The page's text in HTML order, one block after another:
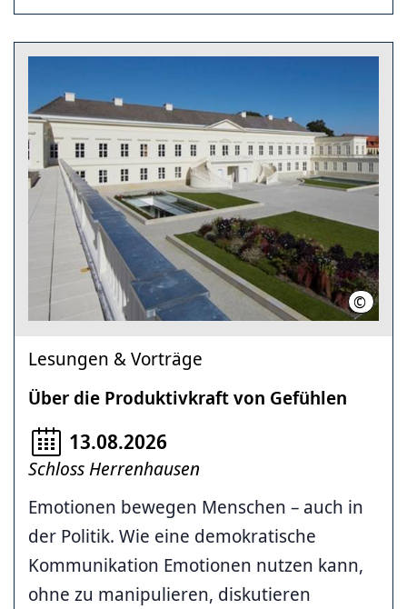
©
Lesungen & Vorträge
Über die Produktivkraft von Gefühlen
13.08.2026
Schloss Herrenhausen
Emotionen bewegen Menschen – auch in
der Politik. Wie eine demokratische
Kommunikation Emotionen nutzen kann,
ohne zu manipulieren, diskutieren